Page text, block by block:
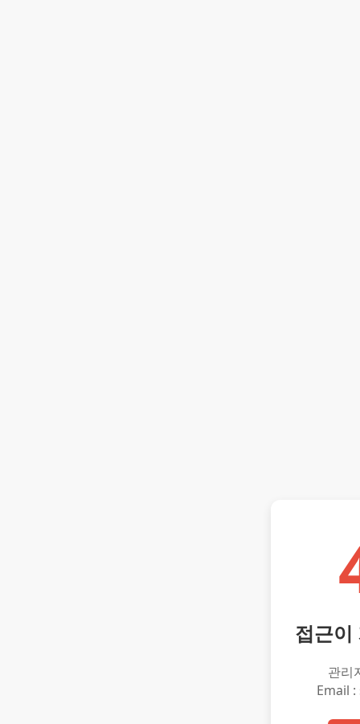
접근이
관리
Email